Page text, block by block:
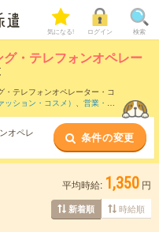
気になる! ログイン 検索
・テレフォンオペレー
テレフォンオペレーター・コ
ション・コスメ） 、 営業・企
などのこだわり条件で絞り込ん
レフォンオペレーター・コール
オペレ
条件の変更
平均時給: 1,350 円
新着順 時給順